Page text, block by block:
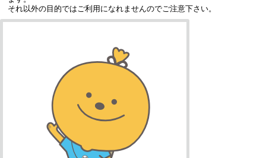
それ以外の目的ではご利用になれませんのでご注意下さい。